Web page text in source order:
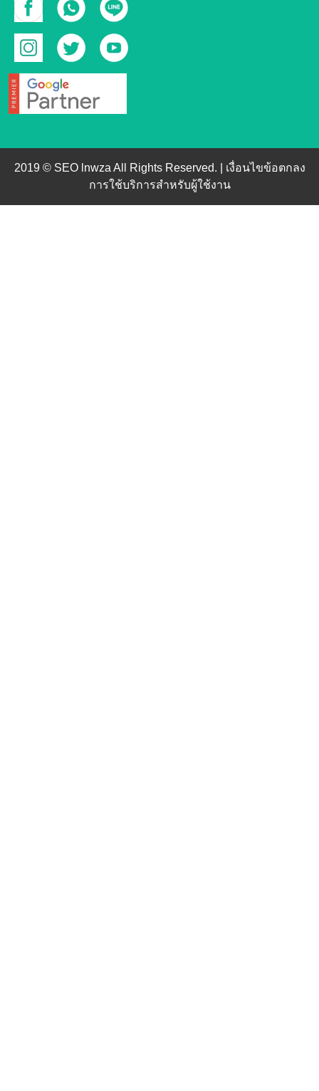
2019 © SEO lnwza All Rights Reserved. | เงื่อนไขข้อตกลง
การใช้บริการสำหรับผู้ใช้งาน